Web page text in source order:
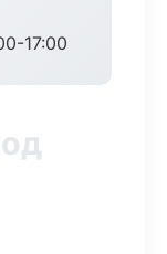
17:00